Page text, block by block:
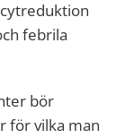
febrila
bör
för vilka man